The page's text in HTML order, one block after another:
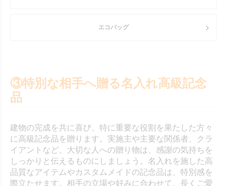
エコバッグ
③特別な相手へ贈る名入れ高級記念
品
建物の完成を共に喜び、特に重要な役割を果たした方々
に高級記念品を贈ります。実施主や主要な関係者、クラ
イアントなど、大切な人への贈り物は、感謝の気持ちを
しっかりと伝えるものにしましょう。名入れを施した高
品質なアイテムやカスタムメイドの記念品は、特別感を
際立たせます。相手の立場や好みに合わせて、長くご愛